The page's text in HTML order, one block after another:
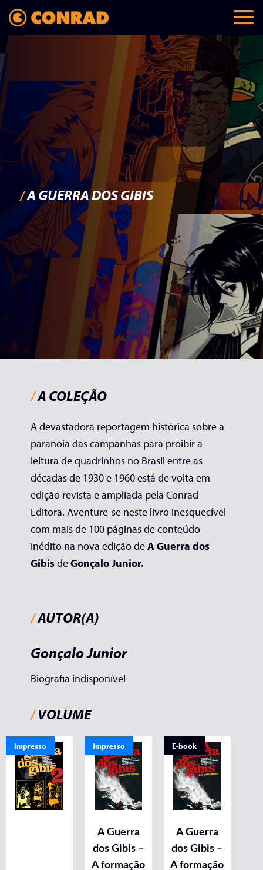
/A GUERRA DOS GIBIS
/A COLEÇÃO
A devastadora reportagem histórica sobre a
paranoia das campanhas para proibir a
leitura de quadrinhos no Brasil entre as
décadas de 1930 e 1960 está de volta em
edição revista e ampliada pela Conrad
Editora. Aventure-se neste livro inesquecível
com mais de 100 páginas de conteúdo
inédito na nova edição deA Guerra dos
GibisdeGonçalo Junior.
/AUTOR(A)
Gonçalo Junior
Biografia indisponível
/VOLUME
Impresso Impresso
A Guerra
dos Gibis –
A formação
E-book
A Guerra
dos Gibis –
A formação